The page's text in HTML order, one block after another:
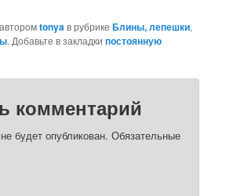
tonyaв рубрикеБлины, лепешки,
. Добавьте в закладкипостоянную
комментарий
будет опубликован. Обязательные